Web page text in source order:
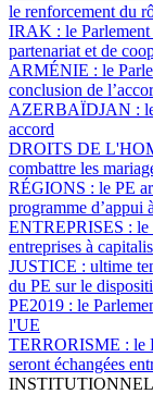
le renforcement du
IRAK : le
partenariat et de
ARMÉNIE : le
conclusion de
AZERBAÏDJAN :
accord
DROITS DE
combattre les
RÉGIONS : le PE
programme d’appui
ENTREPRISES : le
entreprises à
JUSTICE : ultime
du PE sur le
PE2019 : le
l'UE
TERRORISME : le
seront échangées
INSTITUTIONNEL